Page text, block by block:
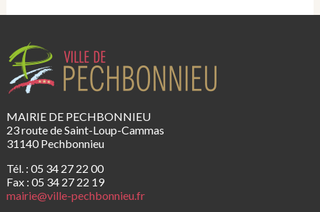
MAIRIE DE PECHBONNIEU
23 route de Saint-Loup-Cammas
31140 Pechbonnieu
Tél. : 05 34 27 22 00
Fax : 05 34 27 22 19
mairie@ville-pechbonnieu.fr